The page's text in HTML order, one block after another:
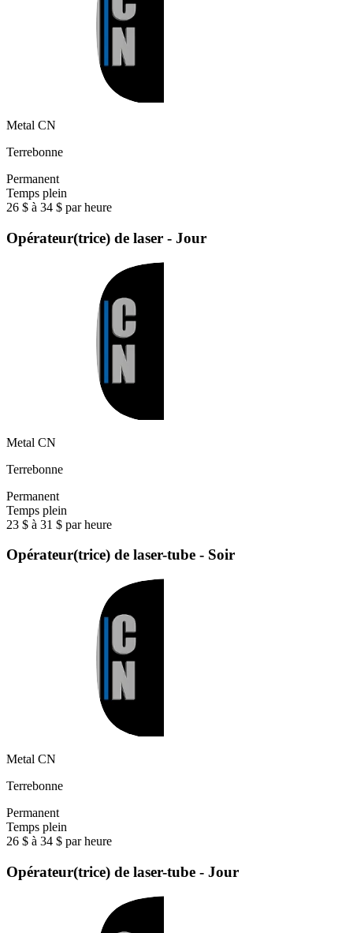
Metal CN
Terrebonne
Permanent
Temps plein
26 $ à 34 $ par heure
Opérateur(trice) de laser - Jour
Metal CN
Terrebonne
Permanent
Temps plein
23 $ à 31 $ par heure
Opérateur(trice) de laser-tube - Soir
Metal CN
Terrebonne
Permanent
Temps plein
26 $ à 34 $ par heure
Opérateur(trice) de laser-tube - Jour